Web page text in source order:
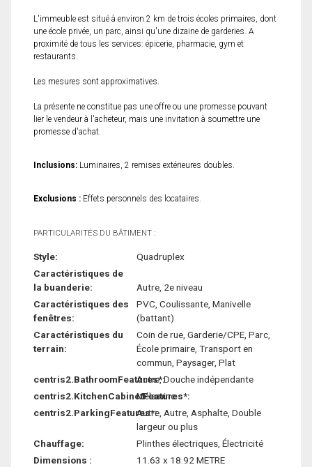
L'immeuble est situé à environ 2 km de trois écoles primaires, dont
une école privée, un parc, ainsi qu'une dizaine de garderies. A
proximité de tous les services: épicerie, pharmacie, gym et
restaurants.
Les mesures sont approximatives.
La présente ne constitue pas une offre ou une promesse pouvant
lier le vendeur à l'acheteur, mais une invitation à soumettre une
promesse d'achat.
Inclusions: Luminaires, 2 remises extérieures doubles.
Exclusions : Effets personnels des locataires.
PARTICULARITÉS DU BÂTIMENT :
Style:
Quadruplex
Caractéristiques de
la buanderie:
Autre, 2e niveau
Caractéristiques des
fenêtres:
PVC, Coulissante, Manivelle
(battant)
Caractéristiques du
terrain:
Coin de rue, Garderie/CPE, Parc,
École primaire, Transport en
commun, Paysager, Plat
centris2.BathroomFeatures*:Autre, Douche indépendante
centris2.KitchenCabinetFeatures*:
Mélamine
centris2.ParkingFeatures*:Autre, Autre, Asphalte, Double
largeur ou plus
Chauffage:
Plinthes électriques, Électricité
Dimensions :
11.63 x 18.92 METRE